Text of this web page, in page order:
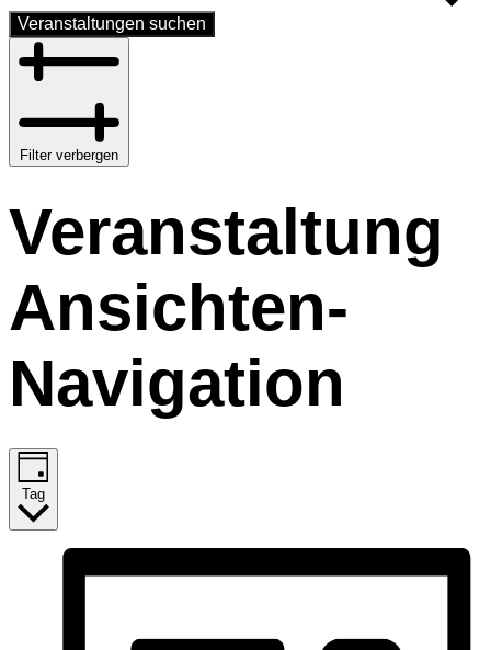
Veranstaltungen suchen
Filter verbergen
Veranstaltung
Ansichten-
Navigation
Tag